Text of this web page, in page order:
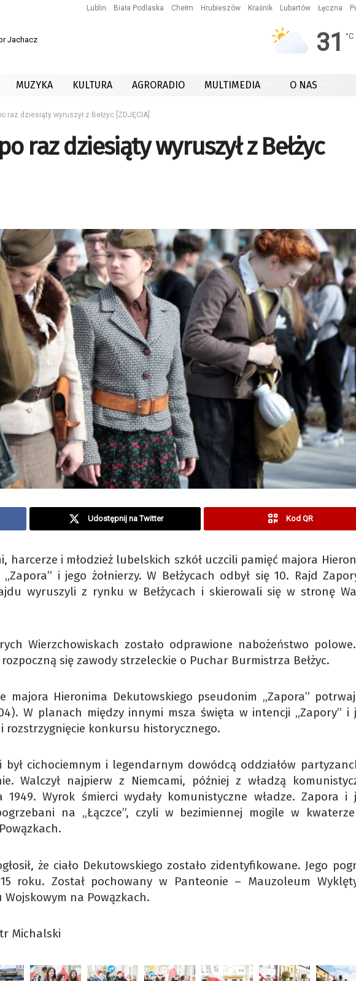
Lublin Biała Podlaska Chełm Hrubieszów Kraśnik Lubartów Łęczna
Jachacz 31 °C
MUZYKA KULTURA AGRORADIO MULTIMEDIA O NAS
raz dziesiąty wyruszył z Bełżyc [ZDJĘCIA]
raz dziesiąty wyruszył z Bełżyc
Udostępnij na Twitter Kod QR
harcerze i młodzież lubelskich szkół uczcili pamięć majora
i jego żołnierzy. W Bełżycach odbył się 10. Rajd
wyruszyli z rynku w Bełżycach i skierowali się w stronę
Wierzchowiskach zostało odprawione nabożeństwo
się zawody strzeleckie o Puchar Burmistrza Bełżyc.
majora Hieronima Dekutowskiego pseudonim „Zapora”
W planach między innymi msza święta w intencji „Zapory” i
rozstrzygnięcie konkursu historycznego.
był cichociemnym i legendarnym dowódcą oddziałów
Walczył najpierw z Niemcami, później z władzą
Wyrok śmierci wydały komunistyczne władze. Zapora i
na „Łączce”, czyli w bezimiennej mogile w
że ciało Dekutowskiego zostało zidentyfikowane. Jego
roku. Został pochowany w Panteonie – Mauzoleum
na Powązkach.
Michalski